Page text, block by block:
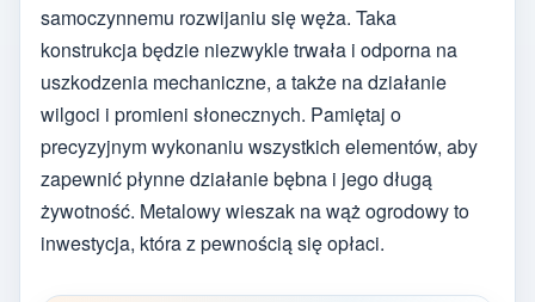
samoczynnemu rozwijaniu się węża. Taka
konstrukcja będzie niezwykle trwała i odporna na
uszkodzenia mechaniczne, a także na działanie
wilgoci i promieni słonecznych. Pamiętaj o
precyzyjnym wykonaniu wszystkich elementów, aby
zapewnić płynne działanie bębna i jego długą
żywotność. Metalowy wieszak na wąż ogrodowy to
inwestycja, która z pewnością się opłaci.